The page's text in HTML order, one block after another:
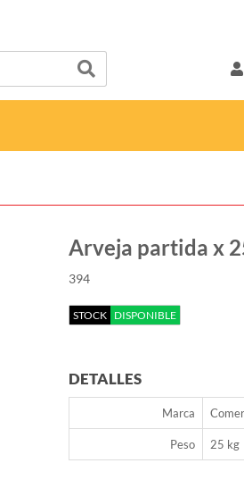
Arveja partida x
394
STOCK DISPONIBLE
DETALLES
Marca
Peso 25 kg